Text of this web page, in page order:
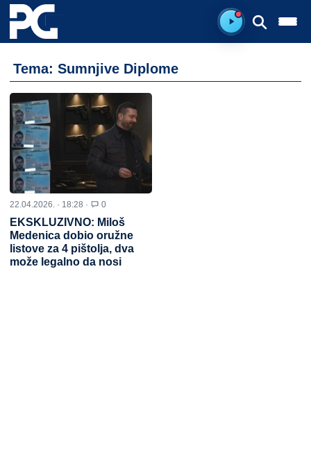
Spreman za
Tema: Sumnjive Diplome
22.04.2026. · 18:28 · 0
EKSKLUZIVNO: Miloš
Medenica dobio oružne
listove za 4 pištolja, dva
može legalno da nosi